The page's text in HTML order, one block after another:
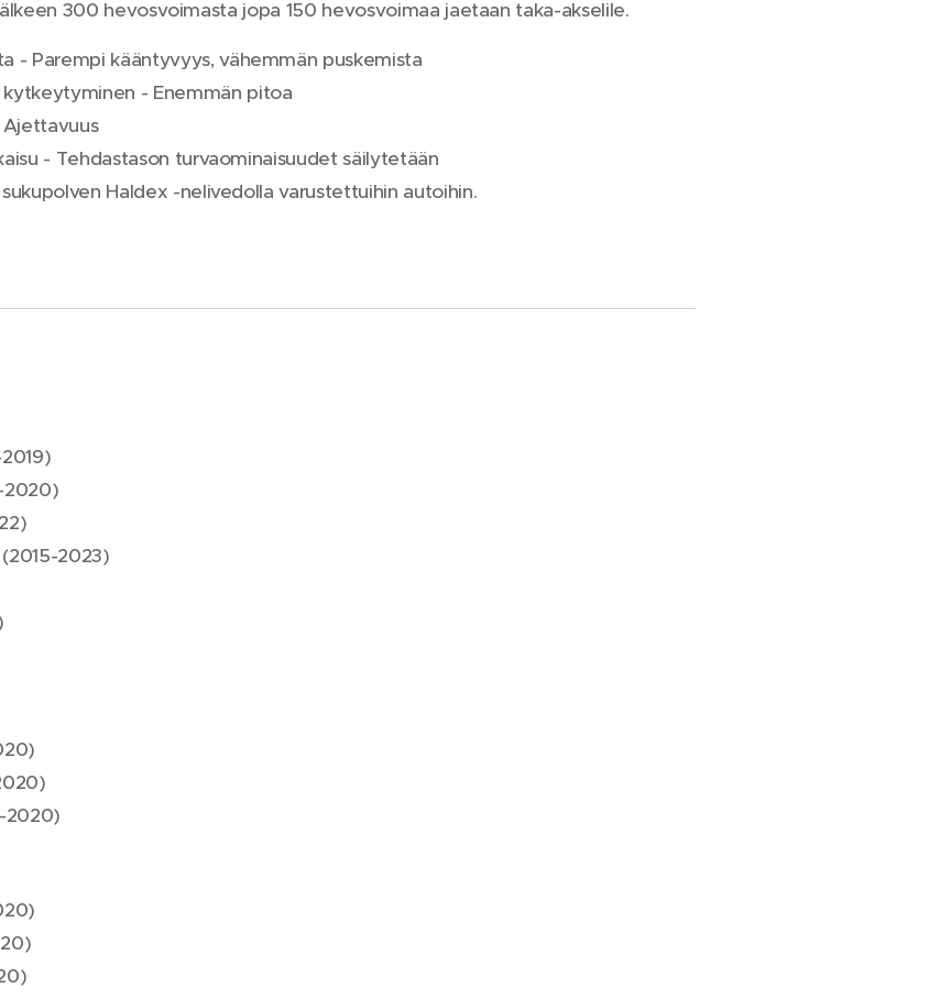
300 hevosvoimasta jopa 150 hevosvoimaa jaetaan taka-akselile.
- Parempi kääntyvyys, vähemmän puskemista
- Enemmän pitoa
- Tehdastason turvaominaisuudet säilytetään
Haldex -nelivedolla varustettuihin autoihin.
2020)
2023)
2020)